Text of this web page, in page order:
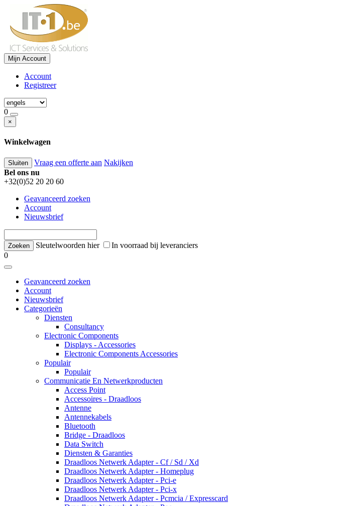
Mijn Account
Account
Registreer
0
×
Winkelwagen
Sluiten Vraag een offerte aan Nakijken
Bel ons nu
+32(0)52 20 20 60
Geavanceerd zoeken
Account
Nieuwsbrief
Sleutelwoorden hier
In voorraad bij leveranciers
0
Geavanceerd zoeken
Account
Nieuwsbrief
Categorieën
Diensten
Consultancy
Electronic Components
Displays - Accessories
Electronic Components Accessories
Populair
Populair
Communicatie En Netwerkproducten
Access Point
Accessoires - Draadloos
Antenne
Antennekabels
Bluetooth
Bridge - Draadloos
Data Switch
Diensten & Garanties
Draadloos Netwerk Adapter - Cf / Sd / Xd
Draadloos Netwerk Adapter - Homeplug
Draadloos Netwerk Adapter - Pci-e
Draadloos Netwerk Adapter - Pci-x
Draadloos Netwerk Adapter - Pcmcia / Expresscard